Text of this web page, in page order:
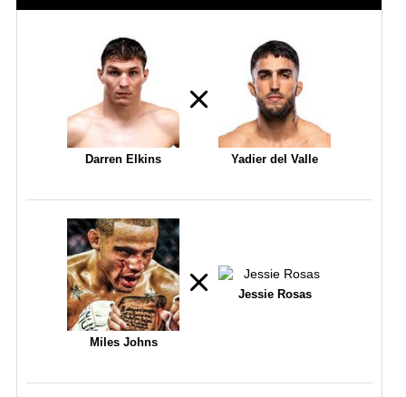
Darren Elkins Yadier del Valle
Miles Johns
Jessie Rosas